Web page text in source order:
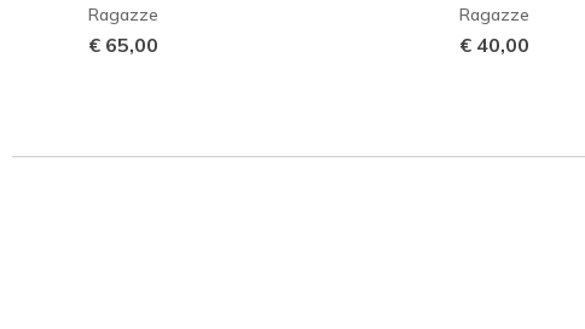
Ragazze
€ 65,00
Ragazze
€ 40,00